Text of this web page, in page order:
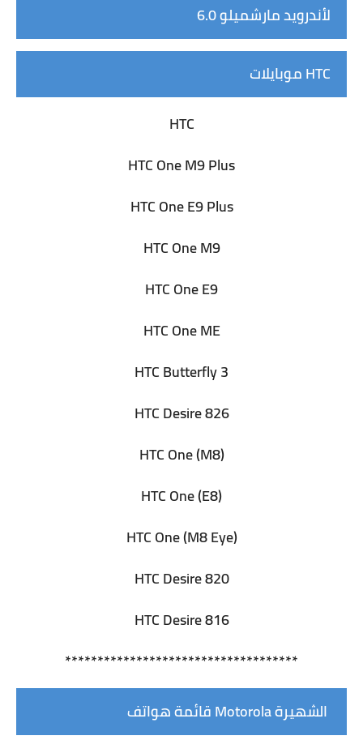
لأندرويد مارشميلو 6.0
موبايلات HTC
HTC
HTC One M9 Plus
HTC One E9 Plus
HTC One M9
HTC One E9
HTC One ME
HTC Butterfly 3
HTC Desire 826
HTC One (M8)
HTC One (E8)
HTC One (M8 Eye)
HTC Desire 820
HTC Desire 816
************************************